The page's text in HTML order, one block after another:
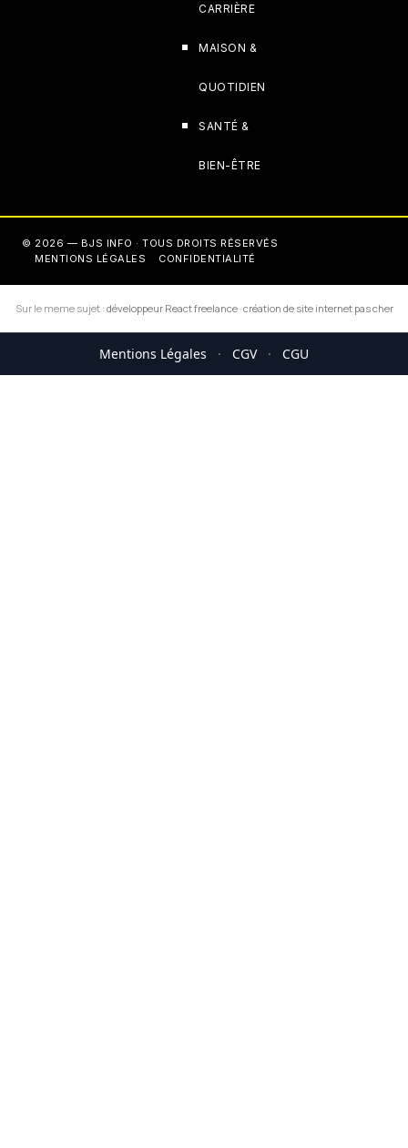
CARRIÈRE
MAISON &
QUOTIDIEN
SANTÉ &
BIEN-ÊTRE
© 2026 — BJS INFO · TOUS DROITS RÉSERVÉS
MENTIONS LÉGALES
CONFIDENTIALITÉ
Sur le meme sujet : développeur React freelance·création de site internet pas cher
Mentions Légales · CGV · CGU